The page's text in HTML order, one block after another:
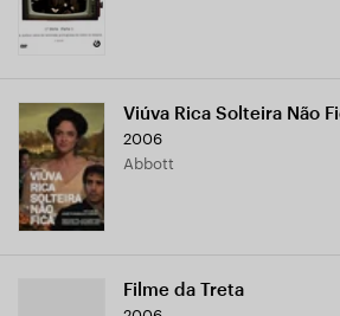
Viúva Rica Solteira Não
2006
Abbott
Filme da Treta